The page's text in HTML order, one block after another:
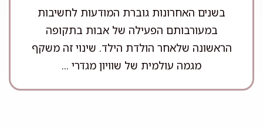
בשנים האחרונות גוברת המודעות לחשיבות
במעורבותם הפעילה של אבות בתקופה
הראשונה שלאחר הולדת הילד. שינוי זה משקף
מגמה עולמית של שוויון מגדרי ...